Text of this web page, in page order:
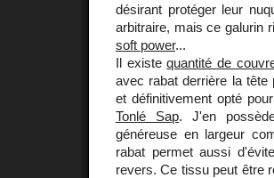
désirant protéger leur
arbitraire, mais ce galurin
soft power...
Il existequantité de
avec rabat derrière la tête
et définitivement opté
Tonlé Sap. J'en
généreuse en largeur
rabat permet aussi
revers. Ce tissu peut être